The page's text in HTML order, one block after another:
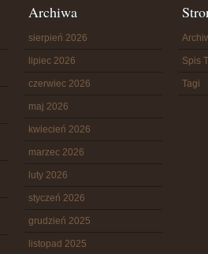
Archiwa
sierpień 2026
lipiec 2026
czerwiec 2026
maj 2026
kwiecień 2026
marzec 2026
luty 2026
styczeń 2026
grudzień 2025
listopad 2025
Spis
Tagi